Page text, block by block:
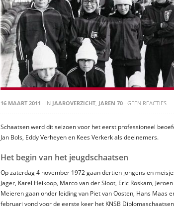
16 MAART 2011 · IN JAAROVERZICHT, JAREN 70 · GEEN REACTIES
Schaatsen werd dit seizoen voor het eerst professioneel
Jan Bols, Eddy Verheyen en Kees Verkerk als deelnemers.
Het begin van het jeugdschaatsen
Op zaterdag 4 november 1972 gaan dertien jongens en
Jager, Karel Heikoop, Marco van der Sloot, Eric Roskam,
Meieren gaan onder leiding van Piet van Oosten, Hans Maas
februari vond voor de eerste keer het KNSB